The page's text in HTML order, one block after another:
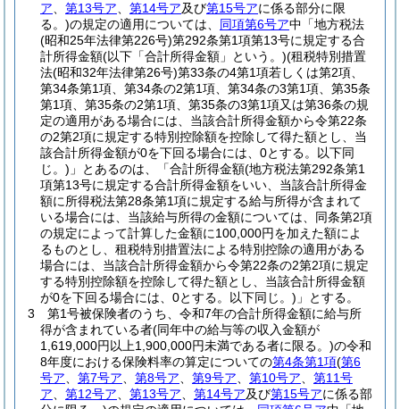
ア
第13号ア 第14号ア及び第15号アに係る部分に限
る。)の規定の適用については、 同項第6号ア中「地方税法
(昭和25年法律第226号)第292条第1項第13号に規定する合
計所得金額(以下「合計所得金額」という。)(租税特別措置
法(昭和32年法律第26号)第33条の4第1項若しくは第2項、
第34条第1項、第34条の2第1項、第34条の3第1項、第35条
第1項、第35条の2第1項、第35条の3第1項又は第36条の規
定の適用がある場合には、当該合計所得金額から令第22条
の2第2項に規定する特別控除額を控除して得た額とし、当
該合計所得金額が0を下回る場合には、0とする。以下同
じ。) 」とあるのは、「合計所得金額(地方税法第292条第1
項第13号に規定する合計所得金額をいい、当該合計所得金
額に所得税法第28条第1項に規定する給与所得が含まれて
いる場合には、当該給与所得の金額については、同条第2項
の規定によって計算した金額に100,000円を加えた額によ
るものとし、租税特別措置法による特別控除の適用がある
場合には、当該合計所得金額から令第22条の2第2項に規定
する特別控除額を控除して得た額とし、当該合計所得金額
が0を下回る場合には、0とする。以下同じ。) 」とする。
3
第1号被保険者のうち、令和7年の合計所得金額に給与所
得が含まれている者(同年中の給与等の収入金額が
1,619,000円以上1,900,000円未満である者に限る。)の令和
8年度における保険料率の算定についての第4条第1項(第6
号ア
第7号ア 第8号ア 第9号ア 第10号ア
第11号
ア
第12号ア 第13号ア 第14号ア及び第15号アに係る部